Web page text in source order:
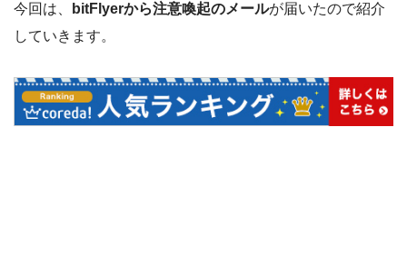
今回は、 bitFlyerから注意喚起のメールが届いたので紹介
していきます。